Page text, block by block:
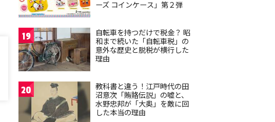
ーズ コインケース」第２弾
19
自転車を持つだけで税金？ 昭
和まで続いた「自転車税」の
意外な歴史と脱税が横行した
理由
20
教科書と違う！江戸時代の田
沼意次「賄賂伝説」の嘘と、
水野忠邦が「大奥」を敵に回
した本当の理由